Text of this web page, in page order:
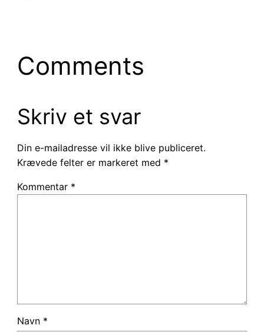
Comments
Skriv et svar
Din e-mailadresse vil ikke blive publiceret.
Krævede felter er markeret med *
Kommentar *
Navn *